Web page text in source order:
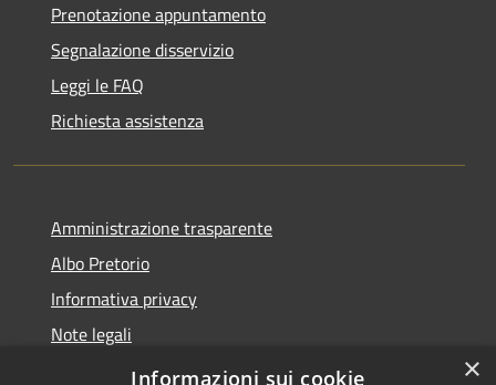
Prenotazione appuntamento
Segnalazione disservizio
Leggi le FAQ
Richiesta assistenza
Amministrazione trasparente
Albo Pretorio
Informativa privacy
Note legali
Dichiarazione di accessibilità
×
Informazioni sui cookie